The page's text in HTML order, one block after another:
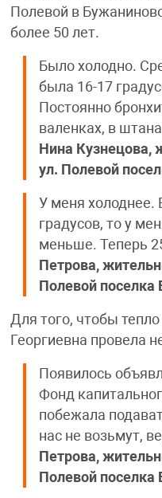
Полевой в
более 50 лет.
Было холодно.
была 16-17
Постоянно
валенках, в
Нина Кузнецова,
ул. Полевой
У меня холоднее.
градусов, то у
меньше. Теперь
Петрова,
Полевой поселка
Для того, чтобы
Георгиевна провела
Появилось
Фонд
побежала
нас не возьмут,
Петрова,
Полевой поселка